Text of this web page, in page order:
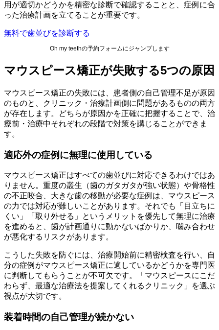
用が適切かどうかを精密な診断で確認することと、症例に合
った治療計画を立てることが重要です。
無料で歯並びを診断する
Oh my teethの予約フォームにジャンプします
マウスピース矯正が失敗する5つの原因
マウスピース矯正の失敗には、患者側の自己管理不足が原因
のものと、クリニック・治療計画側に問題があるものの両方
が存在します。どちらが原因かを正確に把握することで、治
療前・治療中それぞれの段階で対策を講じることができま
す。
適応外の症例に無理に使用している
マウスピース矯正はすべての歯並びに対応できるわけではあ
りません。重度の叢生（歯のガタガタが強い状態）や骨格性
の不正咬合、大きな歯の移動が必要な症例は、マウスピース
の力では対応が難しいことがあります。それでも「目立ちに
くい」「取り外せる」というメリットを優先して無理に治療
を進めると、歯が計画通りに動かないばかりか、噛み合わせ
が悪化するリスクがあります。
こうした失敗を防ぐには、治療開始前に精密検査を行い、自
分の症例がマウスピース矯正に適しているかどうかを専門医
に判断してもらうことが不可欠です。「マウスピースにこだ
わらず、最適な治療法を提案してくれるクリニック」を選ぶ
視点が大切です。
装着時間の自己管理が続かない